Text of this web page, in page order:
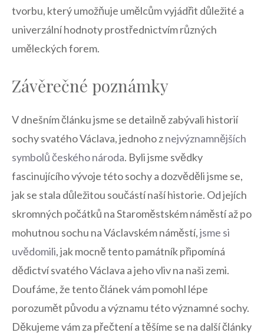
tvorbu, ‍který ‌umožňuje⁤ umělcům vyjádřit⁣ důležité a
univerzální hodnoty​ prostřednictvím ⁤různých
uměleckých forem.
Závěrečné poznámky
V dnešním⁣ článku jsme se detailně zabývali historií⁤
sochy svatého Václava, jednoho znejvýznamnějších‌
symbolů českého ‍národa. Byli jsme‍ svědky‍
fascinujícího vývoje této sochy a ⁣dozvěděli jsme se,
jak se stala⁤ důležitou součástí naší historie. Od jejích
skromných počátků na ⁣Staroměstském ⁤náměstí až po
mohutnou ⁣sochu‍ na Václavském náměstí,jsme si
uvědomili, jak mocně ​tento⁣ památník připomíná
dědictví svatého Václava a jeho vliv na naši zemi.
Doufáme, že ‌tento článek vám pomohl lépe
porozumět původu ⁣a významu ‍této významné sochy.
Děkujeme ⁤vám za přečtení⁤ a těšíme se na⁢ další články